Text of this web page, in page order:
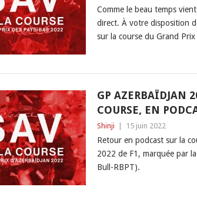
Comme le beau temps
direct. À votre disposition
sur la course du Grand Prix
GP AZERBAÏDJAN
COURSE, EN
Shinji 15 juin 2022
Retour en podcast sur la
2022 de F1, marquée par
Bull-RBPT).